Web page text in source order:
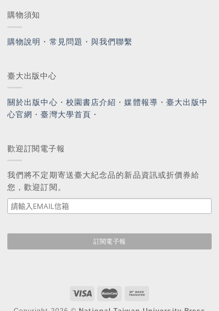
購物須知
購物說明 ・ 常見問題 ・與我們聯繫
臺大出版中心
關於出版中心 ・ 校園書店介紹 ・媒體報導 ・ 臺大出版中
心官網 ・臺灣大學首頁 ・
歡迎訂閱電子報
我們將不定期寄送臺大紀念品的新品資訊或折價券給
您，歡迎訂閱。